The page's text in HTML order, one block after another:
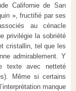
Californie de San
», fructifié par ses
au cénacle
privilégie la sobriété
cristallin, tel que les
admirablement. Y
texte avec netteté
Même si certains
manque